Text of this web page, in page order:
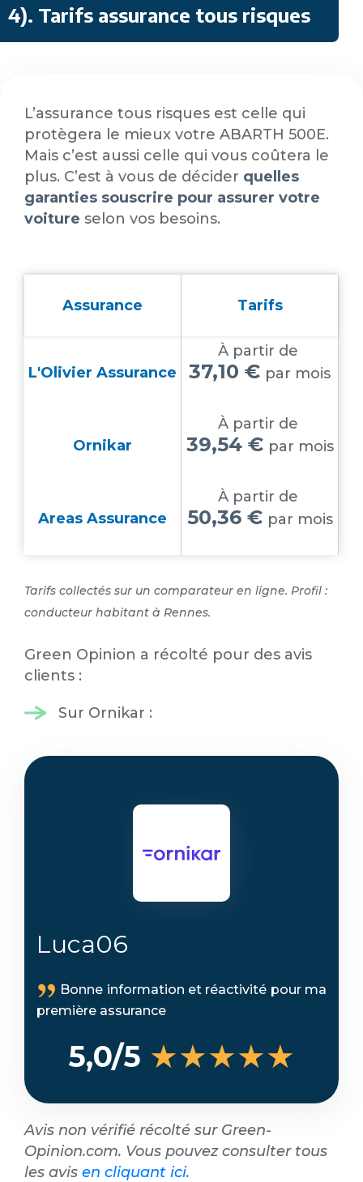
4). Tarifs assurance tous risques
L’assurance tous risques est celle qui
protègera le mieux votre ABARTH 500E.
Mais c’est aussi celle qui vous coûtera le
plus. C’est à vous de décider quelles
garanties souscrire pour assurer votre
voiture selon vos besoins.
Assurance Tarifs
L'Olivier Assurance
À partir de
37,10 € par mois
Ornikar
À partir de
39,54 € par mois
Areas Assurance
À partir de
50,36 € par mois
Tarifs collectés sur un comparateur en ligne. Profil :
conducteur habitant à Rennes.
Green Opinion a récolté pour des avis
clients :
Sur Ornikar :
Luca06
Bonne information et réactivité pour ma
première assurance
5,0/5 ★★★★★
Avis non vérifié récolté sur Green-
Opinion.com. Vous pouvez consulter tous
les avis en cliquant ici.